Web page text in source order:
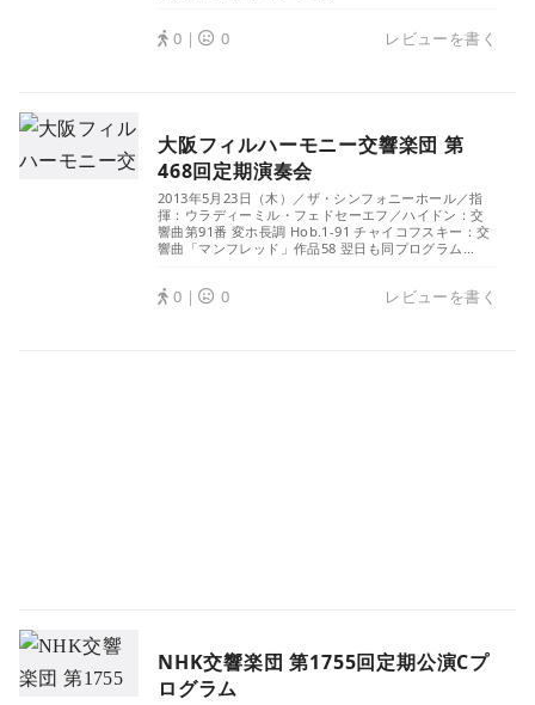
0｜ 0 レビューを書く
大阪フィルハーモニー交響楽団 第
468回定期演奏会
2013年5月23日（木）／ザ・シンフォニーホール／指
揮：ウラディーミル・フェドセーエフ／ハイドン：交
響曲第91番 変ホ長調 Hob.1-91 チャイコフスキー：交
響曲「マンフレッド」作品58 翌日も同プログラム...
0｜ 0 レビューを書く
NHK交響楽団 第1755回定期公演Cプ
ログラム